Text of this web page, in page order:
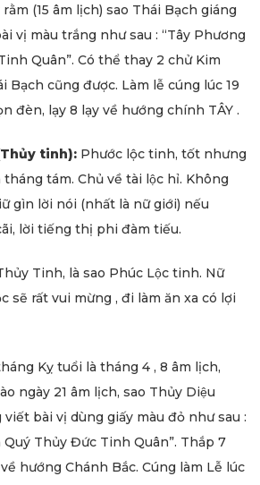
(15 âm lịch) sao Thái Bạch giáng
vị màu trắng như sau : “Tây Phương
Quân”. Có thể thay 2 chử Kim
Bạch cũng được. Làm lễ cúng lúc 19
đèn, lạy 8 lạy về hướng chính TÂY .
tinh): Phước lộc tinh, tốt nhưng
tám. Chủ về tài lộc hỉ. Không
gìn lời nói (nhất là nữ giới) nếu
lời tiếng thị phi đàm tiếu.
Tinh, là sao Phúc Lộc tinh. Nữ
sẽ rất vui mừng , đi làm ăn xa có lợi
Kỵ tuổi là tháng 4 , 8 âm lịch,
ngày 21 âm lịch, sao Thủy Diệu
bài vị dùng giấy màu đỏ như sau :
Thủy Đức Tinh Quân”. Thắp 7
hướng Chánh Bắc. Cúng làm Lễ lúc